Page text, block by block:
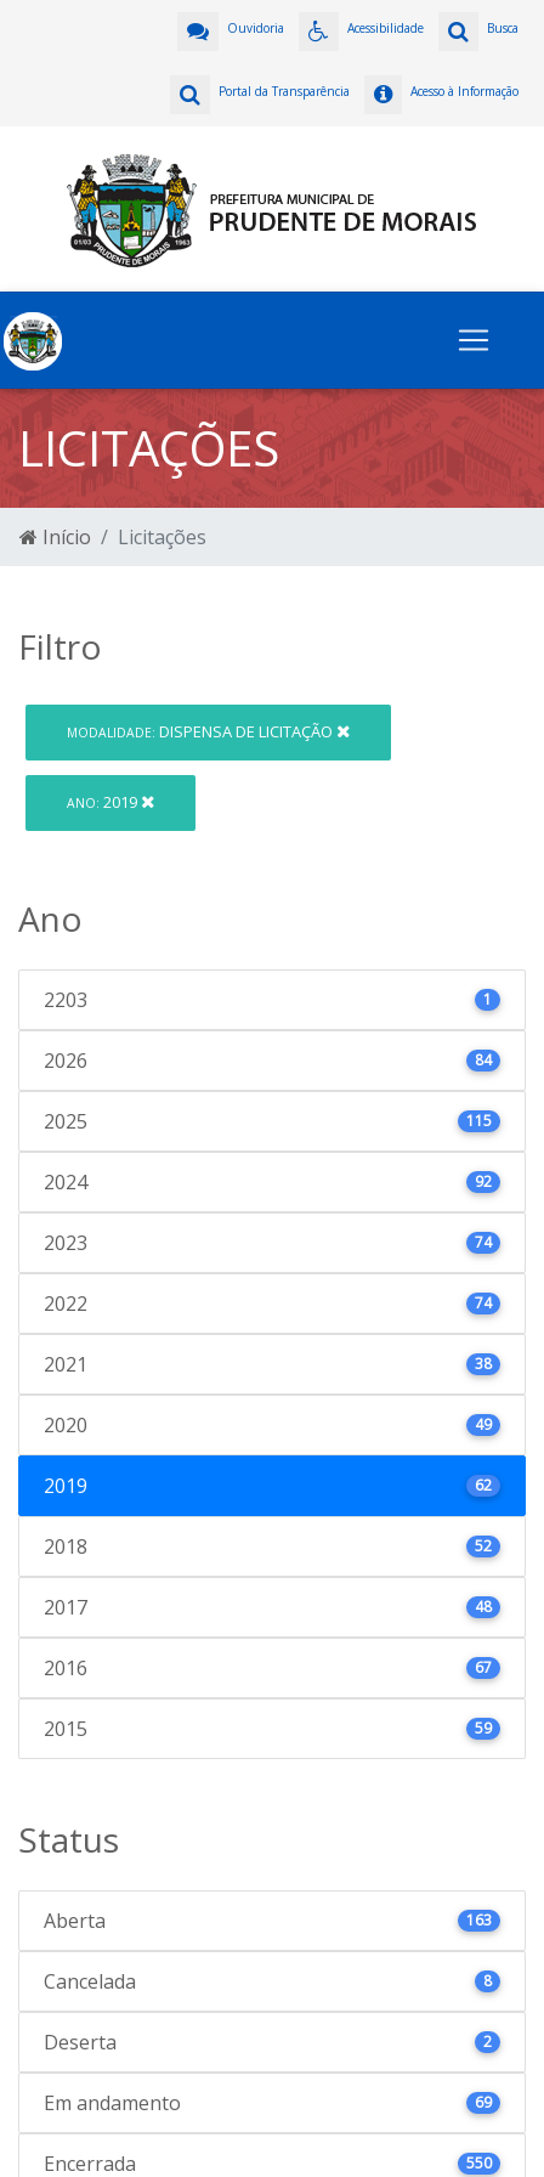
Busca
Acessibilidade
Ouvidoria
Acesso à Informação
Portal da Transparência
LICITAÇÕES
Início Licitações
Filtro
MODALIDADE: DISPENSA DE LICITAÇÃO
ANO: 2019
Ano
2203 1
2026 84
2025 115
2024 92
2023 74
2022 74
2021 38
2020 49
2019 62
2018 52
2017 48
2016 67
2015 59
Status
Aberta 163
Cancelada 8
Deserta 2
Em andamento 69
Encerrada 550